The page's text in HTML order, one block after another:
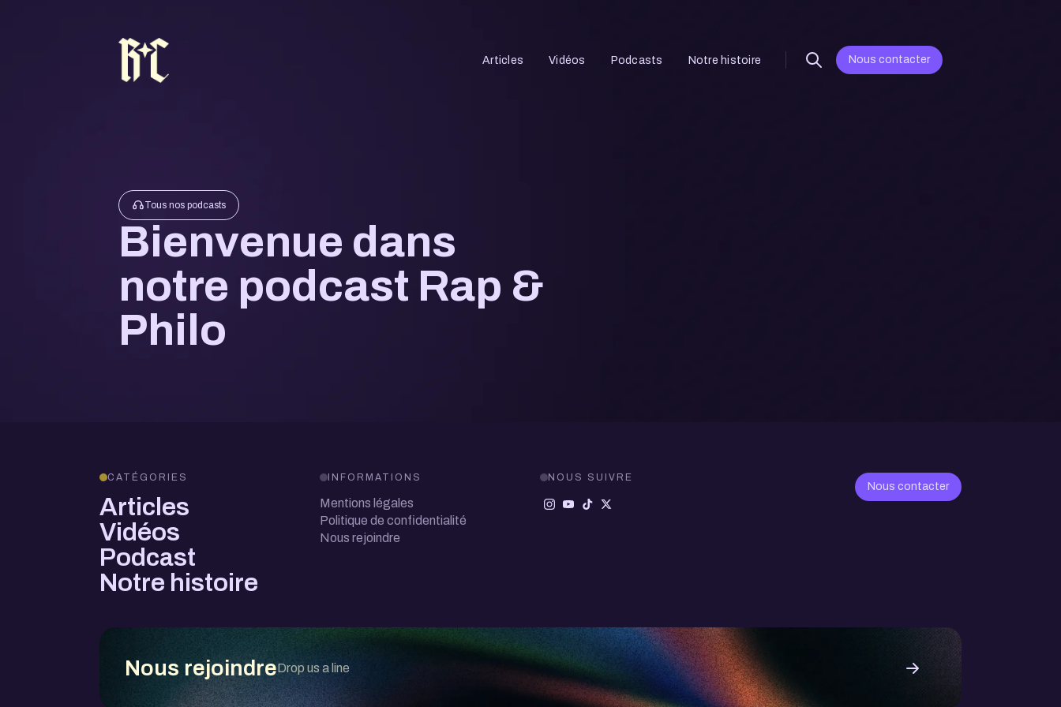
Articles Vidéos Podcasts Notre histoire Nous contacter
Tous nos podcasts
Bienvenue dans
notre podcast Rap &
Philo
CATÉGORIES
Articles
Vidéos
Podcast
Notre histoire
INFORMATIONS
Mentions légales
Politique de confidentialité
Nous rejoindre
NOUS SUIVRE
Nous contacter
Nous rejoindreDrop us a line